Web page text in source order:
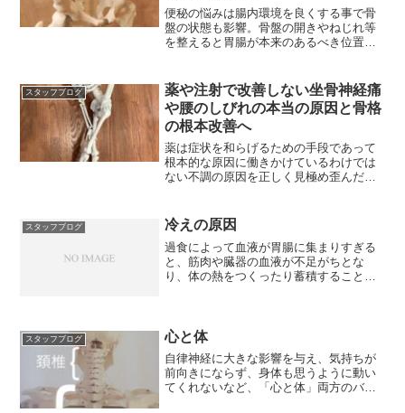
便秘の悩みは腸内環境を良くする事で骨
盤の状態も影響。骨盤の開きやねじれ等
を整えると胃腸が本来のあるべき位置に
スタッフブログ
薬や注射で改善しない坐骨神経痛
や腰のしびれの本当の原因と骨格
の根本改善へ
薬は症状を和らげるための手段であって
根本的な原因に働きかけているわけでは
ない不調の原因を正しく見極め歪んだ骨
スタッフブログ 冷えの原因
過食によって血液が胃腸に集まりすぎる
と、筋肉や臓器の血液が不足がちとな
り、体の熱をつくったり蓄積することが
スタッフブログ 心と体
自律神経に大きな影響を与え、気持ちが
前向きにならず、身体も思うように動い
てくれないなど、「心と体」両方のバラ